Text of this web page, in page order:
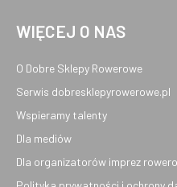
WIĘCEJ O NAS
O Dobre Sklepy Rowerowe
Serwis dobresklepyrowerowe.pl
Wspieramy talenty
Dla mediów
Dla organizatorów imprez